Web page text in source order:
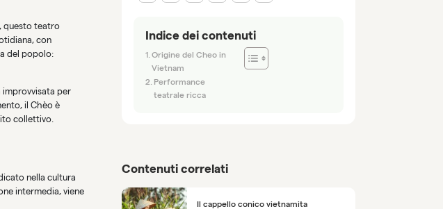
questo teatro
con
del popolo:
improvvisata per
il Chèo è
collettivo.
nella cultura
intermedia, viene
Indice dei contenuti
Origine del Cheo in
Vietnam
Performance
teatrale ricca
Contenuti correlati
Il cappello conico vietnamita